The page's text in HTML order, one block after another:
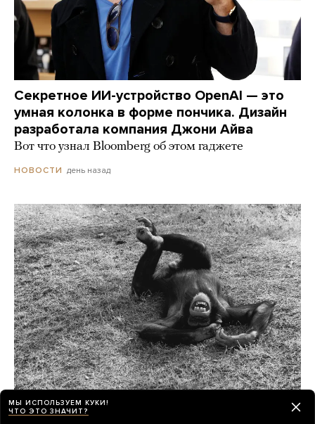
Секретное ИИ-устройство OpenAI — это
умная колонка в форме пончика. Дизайн
разработала компания Джони Айва
Вот что узнал Bloomberg об этом гаджете
НОВОСТИ день назад
Шимпанзе и гориллы умеют смеяться как
МЫ ИСПОЛЬЗУЕМ КУКИ!
ЧТО ЭТО ЗНАЧИТ?